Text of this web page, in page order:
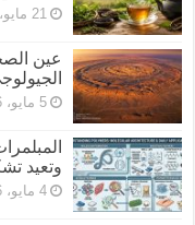
21 مايو، 2026
عين
5 مايو، 2026
وتعيد
4 مايو، 2026